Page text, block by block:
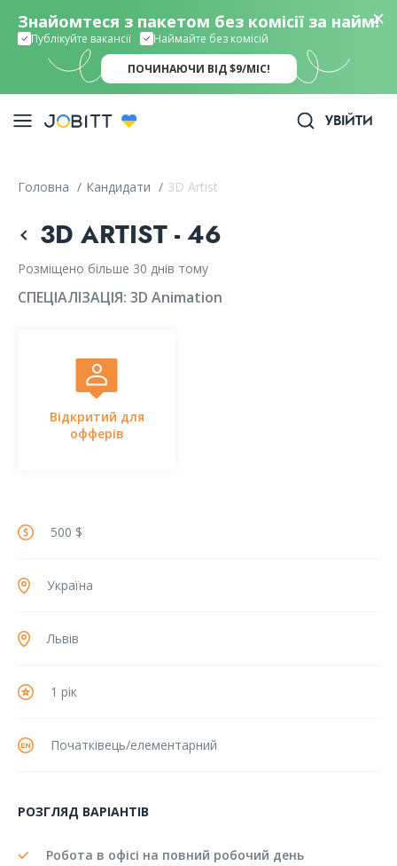
Знайомтеся з пакетом без комісії за найм!
Публікуйте вакансії Наймайте без комісій
ПОЧИНАЮЧИ ВІД $9/МІС!
УВІЙТИ
Головна / Кандидати / 3D Artist
3D ARTIST - 46
Розміщено більше 30 днів тому
СПЕЦІАЛІЗАЦІЯ: 3D Animation
Відкритий для
офферів
500 $
Україна
Львів
1 рік
Початківець/елементарний
РОЗГЛЯД ВАРІАНТІВ
Робота в офісі на повний робочий день